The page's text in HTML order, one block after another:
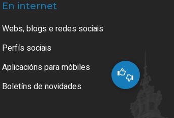
En internet
Webs, blogs e redes sociais
Perfís sociais
Aplicacións para móbiles
Boletíns de novidades